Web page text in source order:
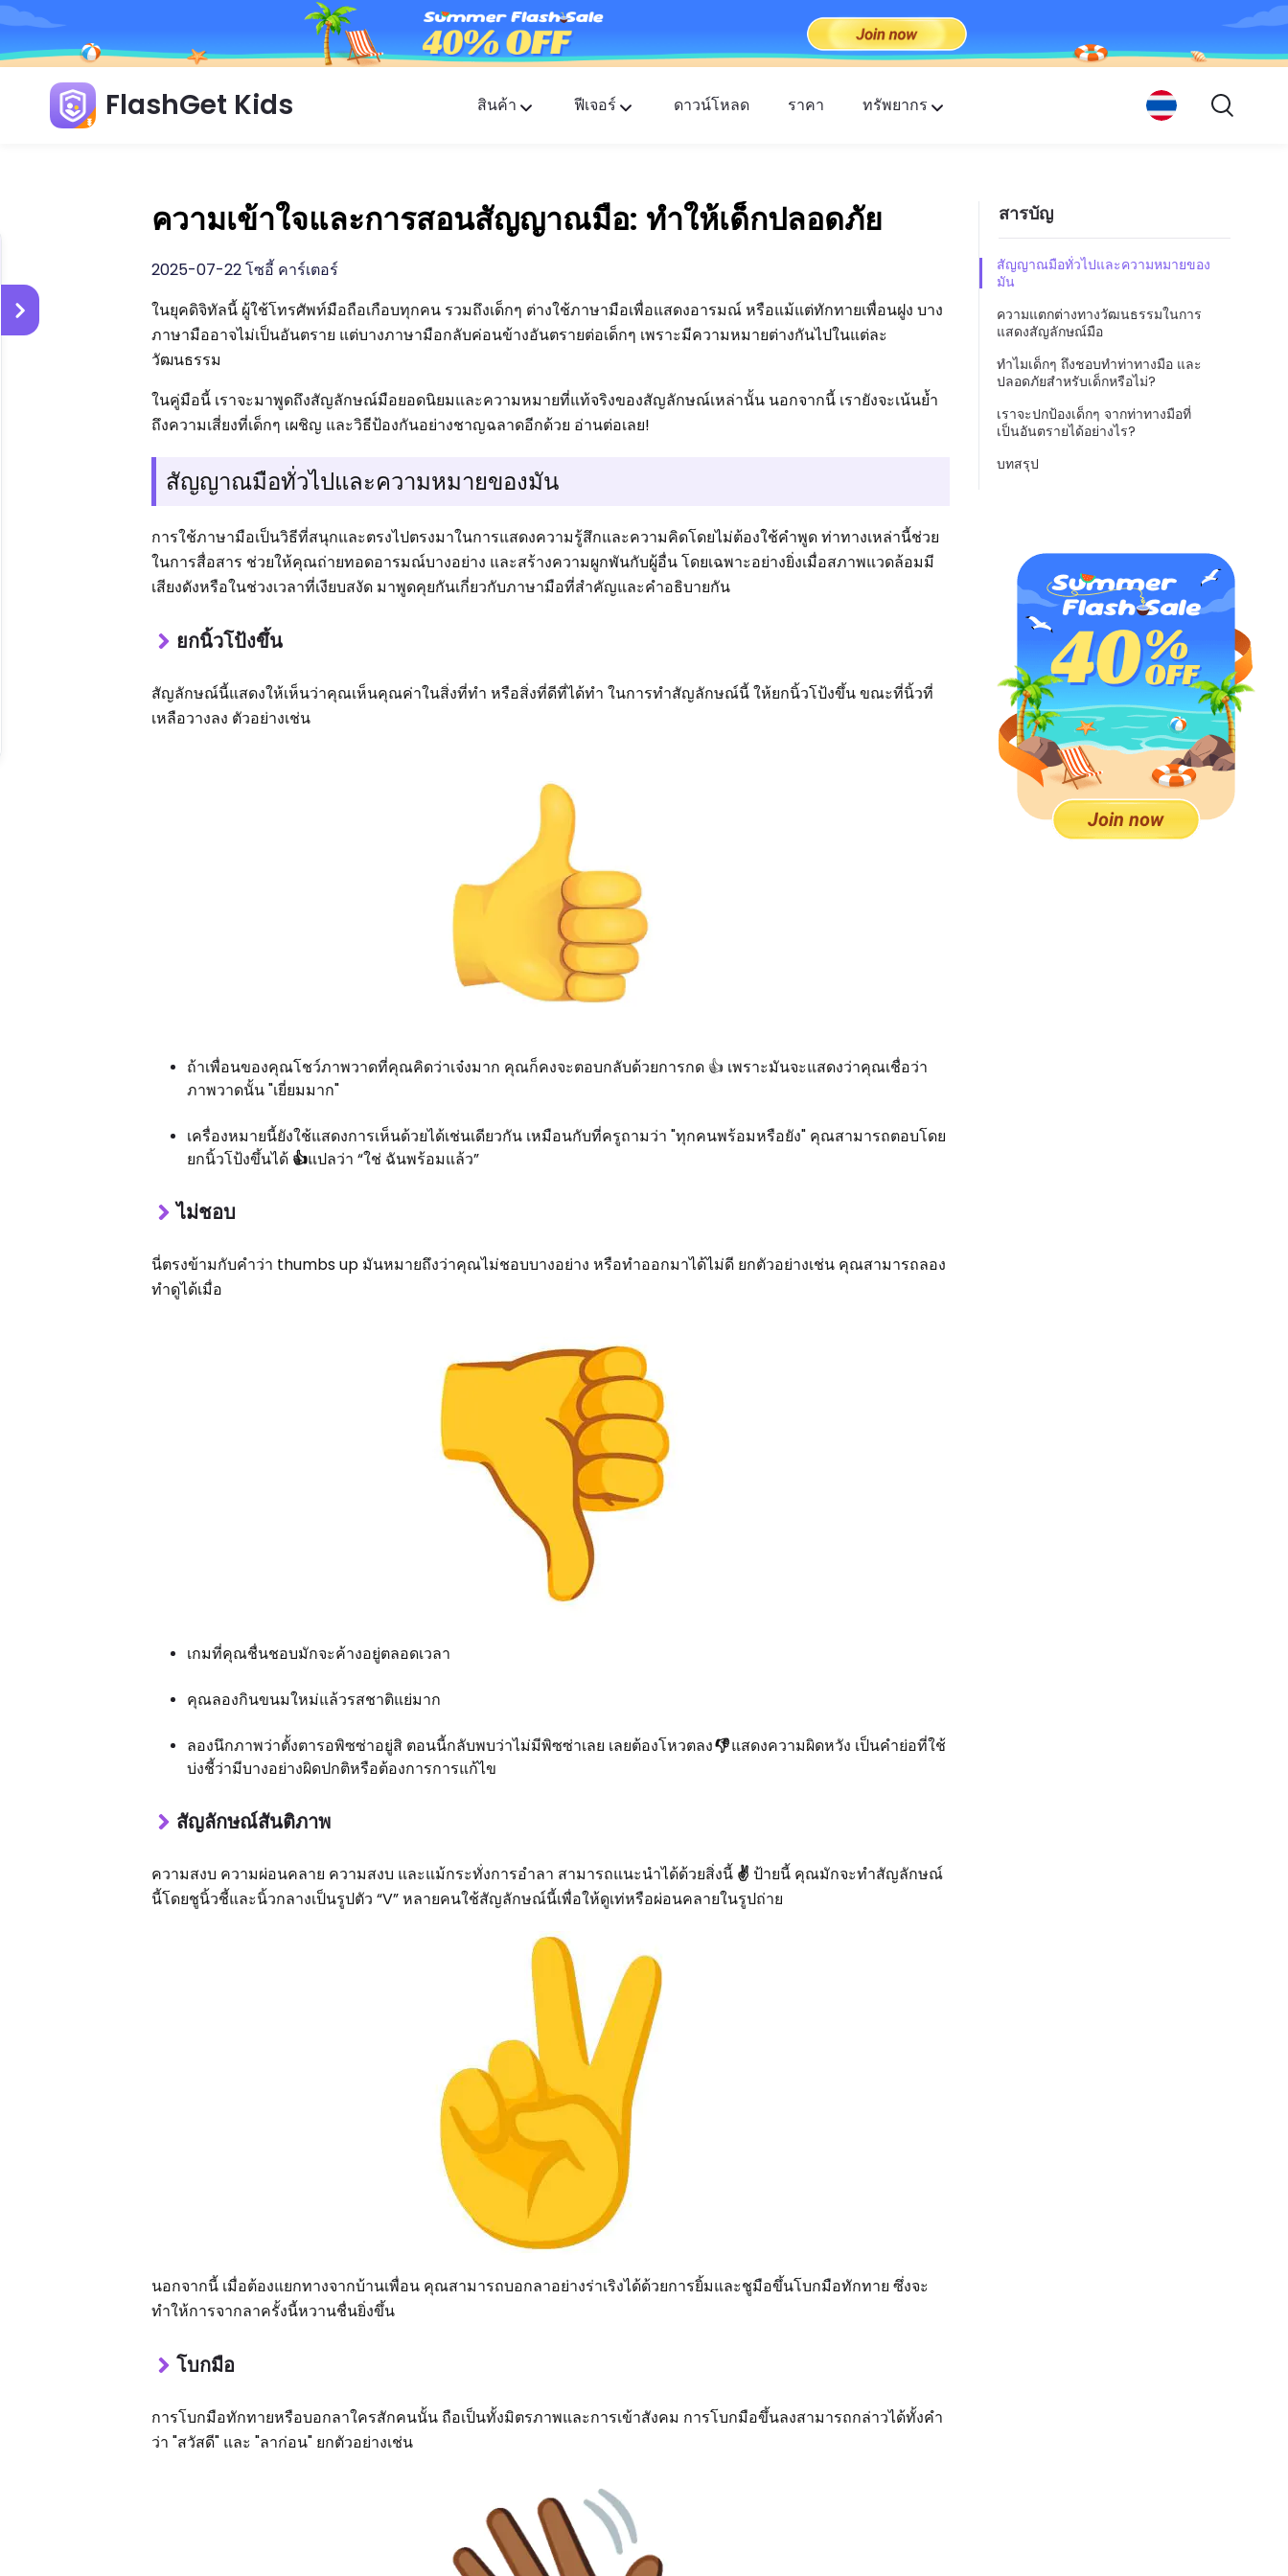
FlashGet Kids สินค้า
FlashGet Finder
ฟีเจอร์ ดาวน์โหลด ราคา ทรัพยากร
ความเข้าใจและการสอนสัญญาณมือ: ทำให้เด็กปลอดภัย
2025-07-22 โซอี้ คาร์เตอร์
ในยุคดิจิทัลนี้ ผู้ใช้โทรศัพท์มือถือเกือบทุกคน รวมถึงเด็กๆ ต่างใช้ภาษามือเพื่อแสดงอารมณ์ หรือแม้แต่ทักทายเพื่อนฝูง บาง
ภาษามืออาจไม่เป็นอันตราย แต่บางภาษามือกลับค่อนข้างอันตรายต่อเด็กๆ เพราะมีความหมายต่างกันไปในแต่ละ
วัฒนธรรม
ในคู่มือนี้ เราจะมาพูดถึงสัญลักษณ์มือยอดนิยมและความหมายที่แท้จริงของสัญลักษณ์เหล่านั้น นอกจากนี้ เรายังจะเน้นย้ำ
ถึงความเสี่ยงที่เด็กๆ เผชิญ และวิธีป้องกันอย่างชาญฉลาดอีกด้วย อ่านต่อเลย!
สัญญาณมือทั่วไปและความหมายของมัน
การใช้ภาษามือเป็นวิธีที่สนุกและตรงไปตรงมาในการแสดงความรู้สึกและความคิดโดยไม่ต้องใช้คำพูด ท่าทางเหล่านี้ช่วย
ในการสื่อสาร ช่วยให้คุณถ่ายทอดอารมณ์บางอย่าง และสร้างความผูกพันกับผู้อื่น โดยเฉพาะอย่างยิ่งเมื่อสภาพแวดล้อมมี
เสียงดังหรือในช่วงเวลาที่เงียบสงัด มาพูดคุยกันเกี่ยวกับภาษามือที่สำคัญและคำอธิบายกัน
ยกนิ้วโป้งขึ้น
สัญลักษณ์นี้แสดงให้เห็นว่าคุณเห็นคุณค่าในสิ่งที่ทำ หรือสิ่งที่ดีที่ได้ทำ ในการทำสัญลักษณ์นี้ ให้ยกนิ้วโป้งขึ้น ขณะที่นิ้วที่
เหลือวางลง ตัวอย่างเช่น
ถ้าเพื่อนของคุณโชว์ภาพวาดที่คุณคิดว่าเจ๋งมาก คุณก็คงจะตอบกลับด้วยการกด 👍 เพราะมันจะแสดงว่าคุณเชื่อว่า
ภาพวาดนั้น "เยี่ยมมาก"
เครื่องหมายนี้ยังใช้แสดงการเห็นด้วยได้เช่นเดียวกัน เหมือนกับที่ครูถามว่า "ทุกคนพร้อมหรือยัง" คุณสามารถตอบโดย
ยกนิ้วโป้งขึ้นได้ 👍แปลว่า “ใช่ ฉันพร้อมแล้ว”
ไม่ชอบ
นี่ตรงข้ามกับคำว่า thumbs up มันหมายถึงว่าคุณไม่ชอบบางอย่าง หรือทำออกมาได้ไม่ดี ยกตัวอย่างเช่น คุณสามารถลอง
ทำดูได้เมื่อ
เกมที่คุณชื่นชอบมักจะค้างอยู่ตลอดเวลา
คุณลองกินขนมใหม่แล้วรสชาติแย่มาก
ลองนึกภาพว่าตั้งตารอพิซซ่าอยู่สิ ตอนนี้กลับพบว่าไม่มีพิซซ่าเลย เลยต้องโหวตลง👎แสดงความผิดหวัง เป็นคำย่อที่ใช้
บ่งชี้ว่ามีบางอย่างผิดปกติหรือต้องการการแก้ไข
สัญลักษณ์สันติภาพ
ความสงบ ความผ่อนคลาย ความสงบ และแม้กระทั่งการอำลา สามารถแนะนำได้ด้วยสิ่งนี้ ✌️ป้ายนี้ คุณมักจะทำสัญลักษณ์
นี้โดยชูนิ้วชี้และนิ้วกลางเป็นรูปตัว “V” หลายคนใช้สัญลักษณ์นี้เพื่อให้ดูเท่หรือผ่อนคลายในรูปถ่าย
นอกจากนี้ เมื่อต้องแยกทางจากบ้านเพื่อน คุณสามารถบอกลาอย่างร่าเริงได้ด้วยการยิ้มและชูมือขึ้นโบกมือทักทาย ซึ่งจะ
ทำให้การจากลาครั้งนี้หวานชื่นยิ่งขึ้น
โบกมือ
การโบกมือทักทายหรือบอกลาใครสักคนนั้น ถือเป็นทั้งมิตรภาพและการเข้าสังคม การโบกมือขึ้นลงสามารถกล่าวได้ทั้งคำ
ว่า "สวัสดี" และ "ลาก่อน" ยกตัวอย่างเช่น
สารบัญ
สัญญาณมือทั่วไปและความหมายของ
มัน
ความแตกต่างทางวัฒนธรรมในการ
แสดงสัญลักษณ์มือ
ทำไมเด็กๆ ถึงชอบทำท่าทางมือ และ
ปลอดภัยสำหรับเด็กหรือไม่?
เราจะปกป้องเด็กๆ จากท่าทางมือที่
เป็นอันตรายได้อย่างไร?
บทสรุป